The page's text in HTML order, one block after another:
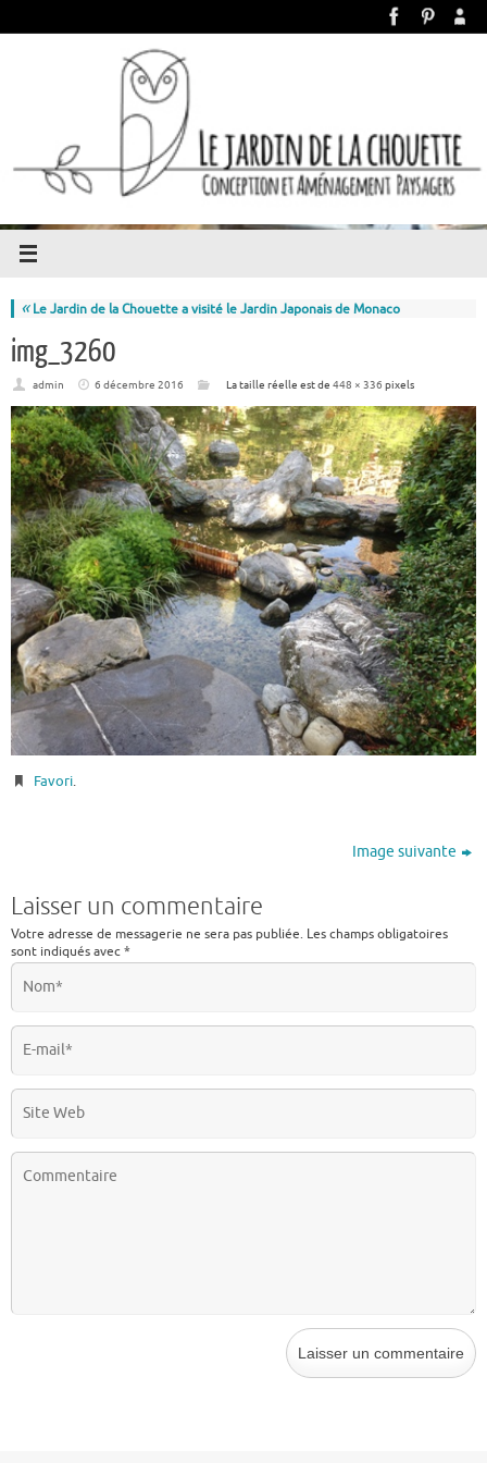
«Le Jardin de la Chouette a visité le Jardin Japonais de Monaco
img_3260
admin 6 décembre 2016 La taille réelle est de 448 × 336 pixels
Favori.
Image suivante
Laisser un commentaire
Votre adresse de messagerie ne sera pas publiée. Les champs obligatoires
sont indiqués avec*